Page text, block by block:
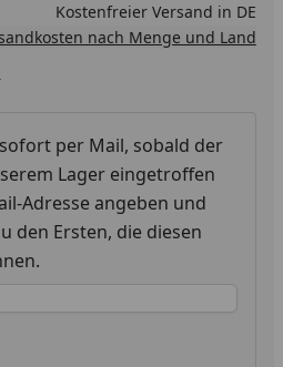
Kostenfreier Versand in DE
nach Menge und Land
per Mail, sobald der
Lager eingetroffen
Adresse angeben und
den Ersten, die diesen